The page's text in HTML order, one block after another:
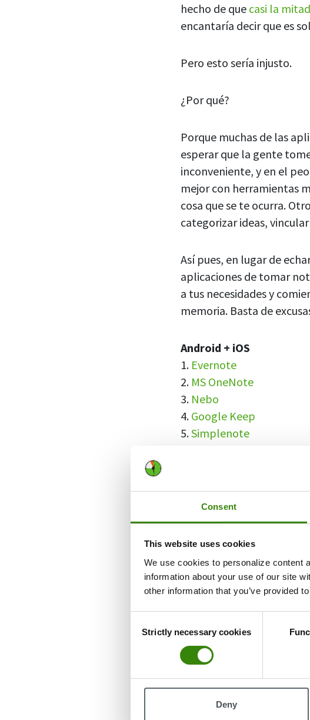
Consent
This website uses cookies
We use cookies to personalize content
information about your use of our site
other information that you’ve provided
Selection
Strictly necessary cookies
Deny
hecho de que casi la
encantaría decir que es
Pero esto sería injusto.
¿Por qué?
Porque muchas de las
esperar que la gente
inconveniente, y en el
mejor con herramientas
cosa que se te ocurra.
categorizar ideas,
Así pues, en lugar de
aplicaciones de tomar
a tus necesidades y
memoria. Basta de
Android + iOS
1. Evernote
2. MS OneNote
3. Nebo
4. Google Keep
5.Simplenote
Workflowy
Solo Android
11.ColorNote
12.Notepad Free
Easy Notes
16. Keep My Notes
Bear